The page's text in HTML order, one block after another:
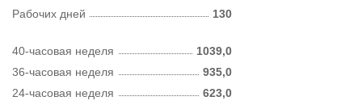
Рабочих дней 130
40-часовая неделя
1039,0
36-часовая неделя
935,0
24-часовая неделя
623,0